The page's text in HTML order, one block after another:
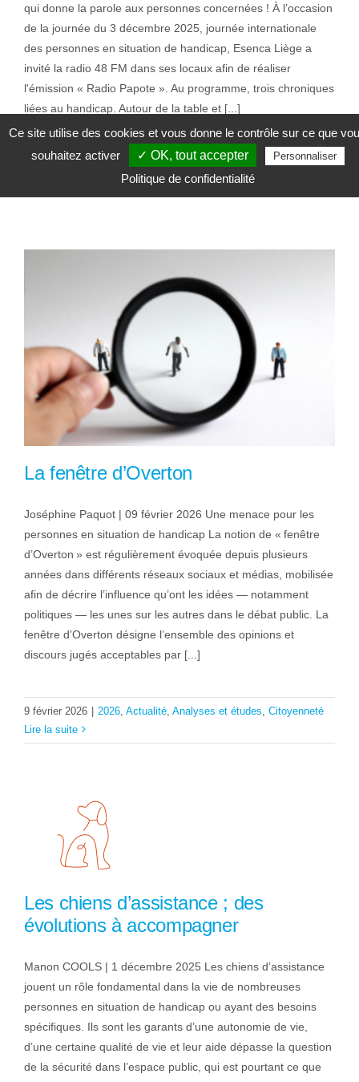
qui donne la parole aux personnes concernées ! À l’occasion
de la journée du 3 décembre 2025, journée internationale
des personnes en situation de handicap, Esenca Liège a
invité la radio 48 FM dans ses locaux afin de réaliser
l'émission « Radio Papote ». Au programme, trois chroniques
liées au handicap. Autour de la table et [...]
Actualité,Analyses et études
Citoyenneté
La fenêtre d’Overton
Joséphine Paquot | 09 février 2026 Une menace pour les
personnes en situation de handicap La notion de « fenêtre
d’Overton » est régulièrement évoquée depuis plusieurs
années dans différents réseaux sociaux et médias, mobilisée
afin de décrire l’influence qu’ont les idées — notamment
politiques — les unes sur les autres dans le débat public. La
fenêtre d’Overton désigne l’ensemble des opinions et
discours jugés acceptables par [...]
9 février 2026 | 2026 Actualité Analyses et études Citoyenneté
Lire la suite
Les chiens d’assistance ; des
évolutions à accompagner
Manon COOLS | 1 décembre 2025 Les chiens d’assistance
jouent un rôle fondamental dans la vie de nombreuses
personnes en situation de handicap ou ayant des besoins
spécifiques. Ils sont les garants d’une autonomie de vie,
d’une certaine qualité de vie et leur aide dépasse la question
de la sécurité dans l’espace public, qui est pourtant ce que
Ce site utilise des cookies et vous donne le contrôle sur ce que
souhaitez activer
✓ OK, tout accepter Personnaliser
Politique de confidentialité